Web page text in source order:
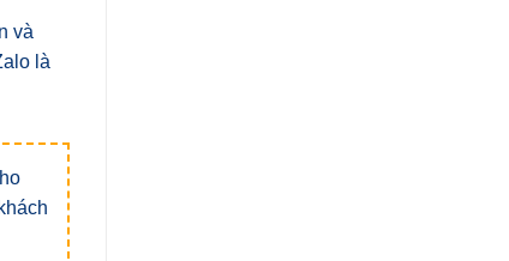
và
là